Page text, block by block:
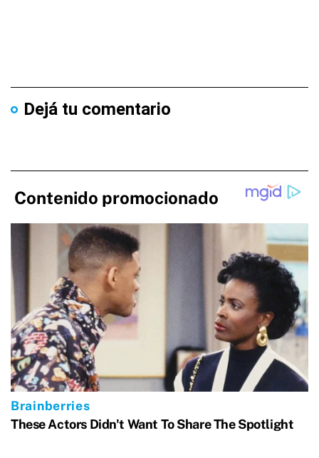
Dejá tu comentario